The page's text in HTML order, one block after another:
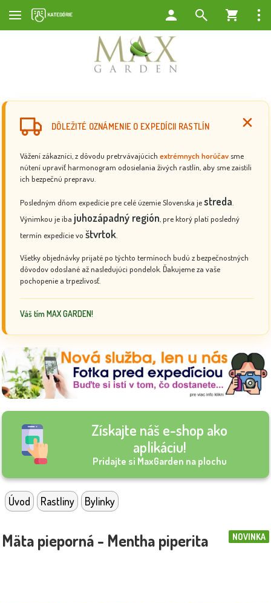
DÔLEŽITÉ OZNÁMENIE O EXPEDÍCII RASTLÍN
Vážení zákazníci, z dôvodu pretrvávajúcich extrémnych horúčav sme
nútení upraviť harmonogram odosielania živých rastlín, aby sme zaistili
ich bezpečnú prepravu.
Posledným dňom expedície pre celé územie Slovenska jestreda
Výnimkou je iba juhozápadný región , pre ktorý platí posledný
termín expedície vo štvrtok
Všetky objednávky prijaté po týchto termínoch budú z bezpečnostných
dôvodov odoslané až nasledujúci pondelok. Ďakujeme za vaše
pochopenie a trpezlivosť.
Váš tím MAX GARDEN!
Získajte náš e-shop ako
aplikáciu!
Pridajte si MaxGarden na plochu
Úvod Rastliny Bylinky
NOVINKA
Mäta pieporná - Mentha piperita